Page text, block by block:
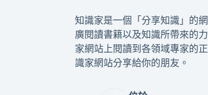
知識家是一個「分享知識」的
廣閱讀書籍以及知識所帶來的
家網站上閱讀到各領域專家的
識家網站分享給你的朋友。